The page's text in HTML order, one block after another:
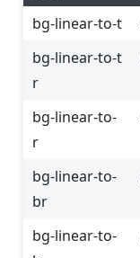
bg-linear-to-t
bg-linear-to-t
r
bg-linear-to-
r
bg-linear-to-
br
bg-linear-to-